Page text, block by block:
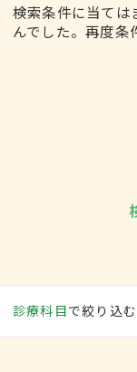
検索条件に当ては
んでした。再度条
診療科目で絞り込む